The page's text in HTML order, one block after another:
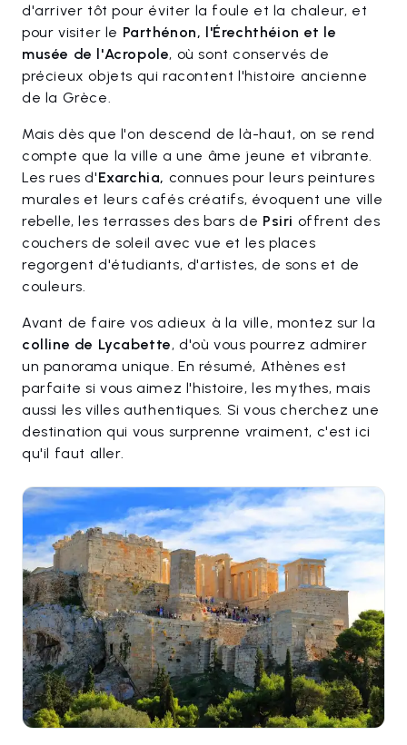
d'arriver tôt pour éviter la foule et la chaleur, et
pour visiter le Parthénon, l'Érechthéion et le
musée de l'Acropole, où sont conservés de
précieux objets qui racontent l'histoire ancienne
de la Grèce.
Mais dès que l'on descend de là-haut, on se rend
compte que la ville a une âme jeune et vibrante.
Les rues d'Exarchia, connues pour leurs peintures
murales et leurs cafés créatifs, évoquent une ville
rebelle, les terrasses des bars de Psiri offrent des
couchers de soleil avec vue et les places
regorgent d'étudiants, d'artistes, de sons et de
couleurs.
Avant de faire vos adieux à la ville, montez sur la
colline de Lycabette, d'où vous pourrez admirer
un panorama unique. En résumé, Athènes est
parfaite si vous aimez l'histoire, les mythes, mais
aussi les villes authentiques. Si vous cherchez une
destination qui vous surprenne vraiment, c'est ici
qu'il faut aller.